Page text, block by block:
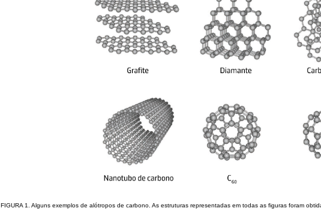
FIGURA 1. Alguns exemplos de alótropos de carbono. As estruturas representadas em todas as figuras foram